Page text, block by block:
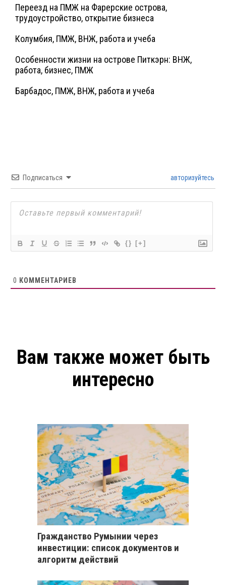
Переезд на ПМЖ на Фарерские острова,
трудоустройство, открытие бизнеса
Колумбия, ПМЖ, ВНЖ, работа и учеба
Особенности жизни на острове Питкэрн: ВНЖ,
работа, бизнес, ПМЖ
Барбадос, ПМЖ, ВНЖ, работа и учеба
Подписаться авторизуйтесь
{} [+]
0 КОММЕНТАРИЕВ
Вам также может быть
интересно
Гражданство Румынии через
инвестиции: список документов и
алгоритм действий